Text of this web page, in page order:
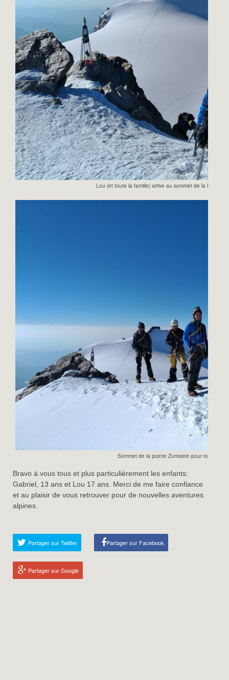
Lou (et toute la famille) arrive au sommet de la Pointe
Sommet de la pointe Zumstein pour toute la
Bravo à vous tous et plus particulièrement les enfants:
Gabriel, 13 ans et Lou 17 ans. Merci de me faire confiance
et au plaisir de vous retrouver pour de nouvelles aventures
alpines.
Partager sur Twitter Partager sur Facebook
Partager sur Google